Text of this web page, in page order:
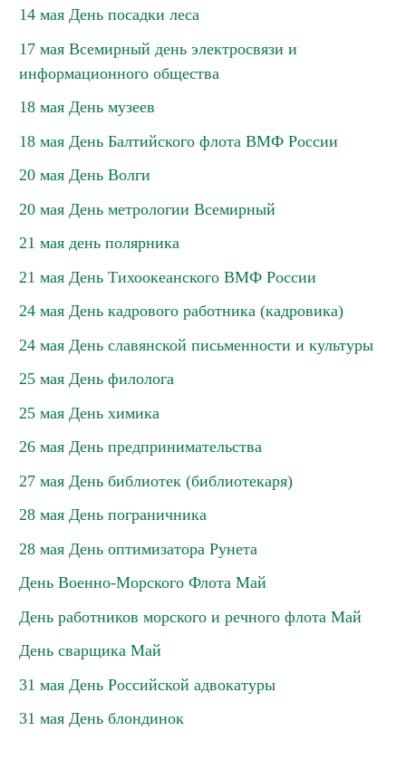
14 мая День посадки леса
17 мая Всемирный день электросвязи и
информационного общества
18 мая День музеев
18 мая День Балтийского флота ВМФ России
20 мая День Волги
20 мая День метрологии Всемирный
21 мая день полярника
21 мая День Тихоокеанского ВМФ России
24 мая День кадрового работника (кадровика)
24 мая День славянской письменности и культуры
25 мая День филолога
25 мая День химика
26 мая День предпринимательства
27 мая День библиотек (библиотекаря)
28 мая День пограничника
28 мая День оптимизатора Рунета
День Военно-Морского Флота Май
День работников морского и речного флота Май
День сварщика Май
31 мая День Российской адвокатуры
31 мая День блондинок